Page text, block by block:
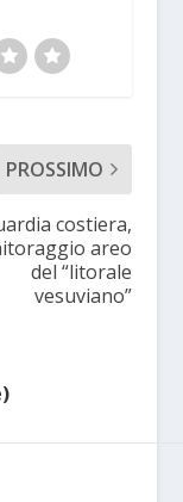
PROSSIMO
costiera,
areo
del “litorale
vesuviano”